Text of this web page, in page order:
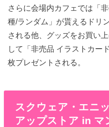
さらに会場内カフェでは「
種/ランダム」が貰えるドリ
される他、グッズをお買い
して「非売品 イラストカー
枚プレゼントされる。
スクウェア・エニ
アップストア in マ